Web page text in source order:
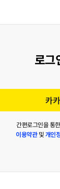
로그
카
간편로그인을 통
이용약관및개인